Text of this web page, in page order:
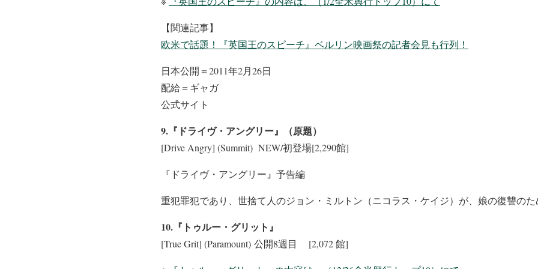
【関連記事】
欧米で話題！『英国王のスピーチ』ベルリン映画祭の記者会見も行列！
日本公開＝2011年2月26日
配給＝ギャガ
公式サイト
9.『ドライヴ・アングリー』（原題）
[Drive Angry] (Summit) NEW/初登場[2,290館]
『ドライヴ・アングリー』予告編
重犯罪犯であり、世捨て人のジョン・ミルトン（ニコラス・ケイジ）が、娘の復讐のた
10.『トゥルー・グリット』
[True Grit] (Paramount) 公開8週目 [2,072 館]